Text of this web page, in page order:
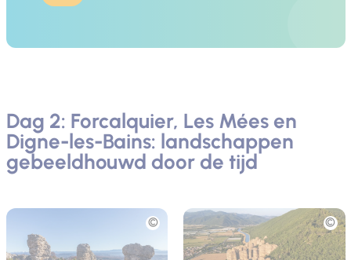
Dag 2: Forcalquier, Les Mées en
Digne-les-Bains: landschappen
gebeeldhouwd door de tijd
Foto Foto